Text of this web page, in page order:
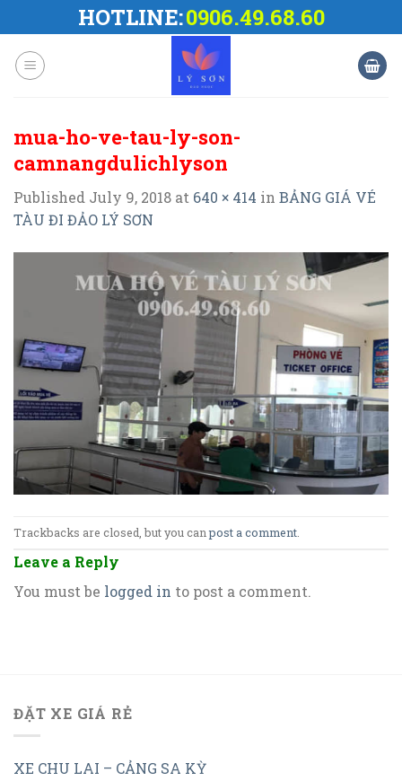
to
content
HOTLINE:0906.49.68.60
mua-ho-ve-tau-ly-son-
camnangdulichlyson
Published July 9, 2018 at 640 × 414 in BẢNG GIÁ VÉ
TÀU ĐI ĐẢO LÝ SƠN
Trackbacks are closed, but you canpost a comment
Leave a Reply
You must be logged in to post a comment.
ĐẶT XE GIÁ RẺ
XE CHU LAI – CẢNG SA KỲ